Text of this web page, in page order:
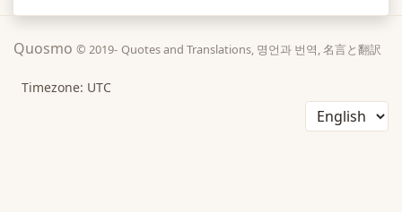
Quosmo © 2019- Quotes and Translations, 명언과 번역, 名言と翻訳
Timezone: UTC